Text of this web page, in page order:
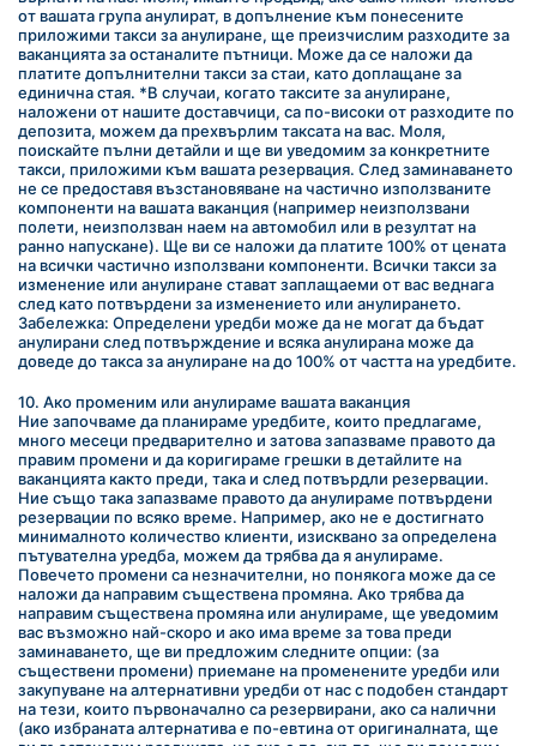
от вашата група анулират, в допълнение към понесените
приложими такси за анулиране, ще преизчислим разходите за
ваканцията за останалите пътници. Може да се наложи да
платите допълнителни такси за стаи, като доплащане за
единична стая. *В случаи, когато таксите за анулиране,
наложени от нашите доставчици, са по-високи от разходите по
депозита, можем да прехвърлим таксата на вас. Моля,
поискайте пълни детайли и ще ви уведомим за конкретните
такси, приложими към вашата резервация. След заминаването
не се предоставя възстановяване на частично използваните
компоненти на вашата ваканция (например неизползвани
полети, неизползван наем на автомобил или в резултат на
ранно напускане). Ще ви се наложи да платите 100% от цената
на всички частично използвани компоненти. Всички такси за
изменение или анулиране стават заплащаеми от вас веднага
след като потвърдени за изменението или анулирането.
Забележка: Определени уредби може да не могат да бъдат
анулирани след потвърждение и всяка анулирана може да
доведе до такса за анулиране на до 100% от частта на уредбите.
10. Ако променим или анулираме вашата ваканция
Ние започваме да планираме уредбите, които предлагаме,
много месеци предварително и затова запазваме правото да
правим промени и да коригираме грешки в детайлите на
ваканцията както преди, така и след потвърдли резервации.
Ние също така запазваме правото да анулираме потвърдени
резервации по всяко време. Например, ако не е достигнато
минималното количество клиенти, изисквано за определена
пътувателна уредба, можем да трябва да я анулираме.
Повечето промени са незначителни, но понякога може да се
наложи да направим съществена промяна. Ако трябва да
направим съществена промяна или анулираме, ще уведомим
вас възможно най-скоро и ако има време за това преди
заминаването, ще ви предложим следните опции: (за
съществени промени) приемане на променените уредби или
закупуване на алтернативни уредби от нас с подобен стандарт
на тези, които първоначално са резервирани, ако са налични
(ако избраната алтернатива е по-евтина от оригиналната, ще